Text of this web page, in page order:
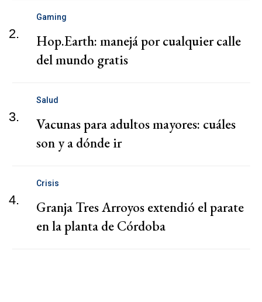
2.
Gaming
Hop.Earth: manejá por cualquier calle
del mundo gratis
3.
Salud
Vacunas para adultos mayores: cuáles
son y a dónde ir
4.
Crisis
Granja Tres Arroyos extendió el parate
en la planta de Córdoba